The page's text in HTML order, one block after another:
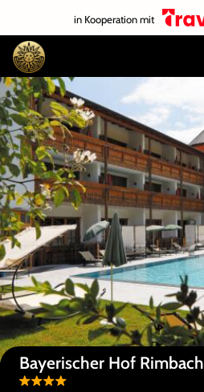
in Kooperation mit
Bayerischer Hof Rimbach